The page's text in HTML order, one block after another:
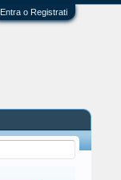
Entra o Registrati